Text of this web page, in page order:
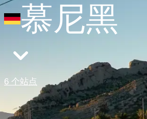
慕尼黑
6 个站点